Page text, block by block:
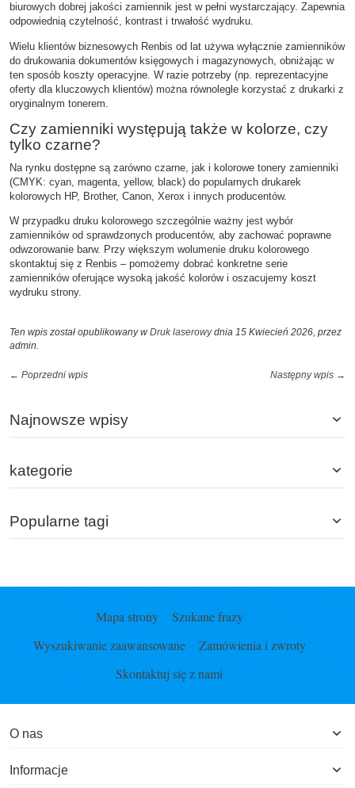
biurowych dobrej jakości zamiennik jest w pełni wystarczający. Zapewnia
odpowiednią czytelność, kontrast i trwałość wydruku.
Wielu klientów biznesowych Renbis od lat używa wyłącznie zamienników
do drukowania dokumentów księgowych i magazynowych, obniżając w
ten sposób koszty operacyjne. W razie potrzeby (np. reprezentacyjne
oferty dla kluczowych klientów) można równolegle korzystać z drukarki z
oryginalnym tonerem.
Czy zamienniki występują także w kolorze, czy
tylko czarne?
Na rynku dostępne są zarówno czarne, jak i kolorowe tonery zamienniki
(CMYK: cyan, magenta, yellow, black) do popularnych drukarek
kolorowych HP, Brother, Canon, Xerox i innych producentów.
W przypadku druku kolorowego szczególnie ważny jest wybór
zamienników od sprawdzonych producentów, aby zachować poprawne
odwzorowanie barw. Przy większym wolumenie druku kolorowego
skontaktuj się z Renbis – pomożemy dobrać konkretne serie
zamienników oferujące wysoką jakość kolorów i oszacujemy koszt
wydruku strony.
Ten wpis został opublikowany w Druk laserowydnia 15 Kwiecień 2026, przez
admin.
← Poprzedni wpis Następny wpis →
Najnowsze wpisy
kategorie
Popularne tagi
Mapa strony
Szukane frazy
Wyszukiwanie zaawansowane
Zamówienia i zwroty
Skontaktuj się z nami
O nas
Informacje